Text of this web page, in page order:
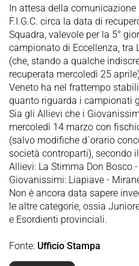
In attesa della
F.I.G.C. circa la data di
Squadra, valevole per la 5°
campionato di Eccellenza, tra
(che, stando a qualche
recuperata mercoledì 25
Veneto ha nel frattempo
quanto riguarda i campionati
Sia gli Allievi che i
mercoledì 14 marzo con
(salvo modifiche d´orario
società controparti), secondo
Allievi: La Stimma Don Bosco
Giovanissimi: Liapiave -
Non è ancora data sapere
le altre categorie, ossia
e Esordienti provinciali.
Fonte: Ufficio Stampa